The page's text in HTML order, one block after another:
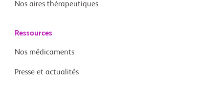
Nos aires thérapeutiques
Ressources
Nos médicaments
Presse et actualités